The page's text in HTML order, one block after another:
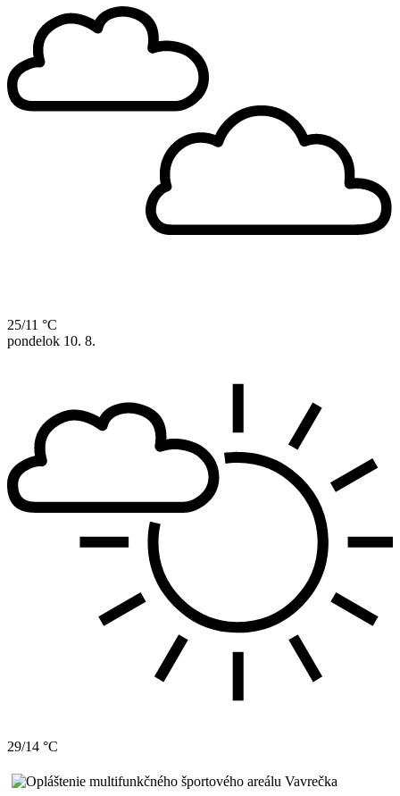
25/11 °C
pondelok 10. 8.
29/14 °C